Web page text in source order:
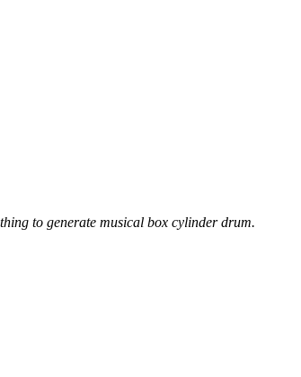
to generate musical box cylinder drum.